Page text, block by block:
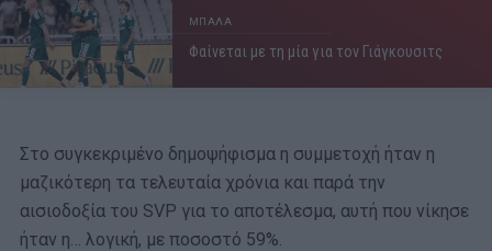
ΜΠΑΛΑ
Φαίνεται με τη μία για τον Γιάγκουσιτς
Στο συγκεκριμένο δημοψήφισμα η συμμετοχή ήταν η
μαζικότερη τα τελευταία χρόνια και παρά την
αισιοδοξία του SVP για το αποτέλεσμα, αυτή που νίκησε
ήταν η… λογική, με ποσοστό 59%.